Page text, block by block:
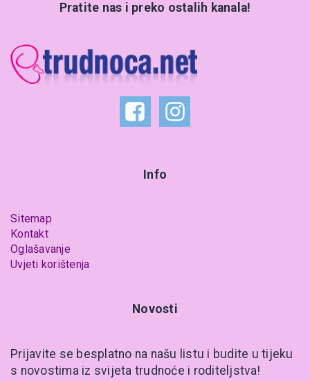
Pratite nas i preko ostalih kanala!
Info
Sitemap
Kontakt
Oglašavanje
Uvjeti korištenja
Novosti
Prijavite se besplatno na našu listu i budite u tijeku
s novostima iz svijeta trudnoće i roditeljstva!